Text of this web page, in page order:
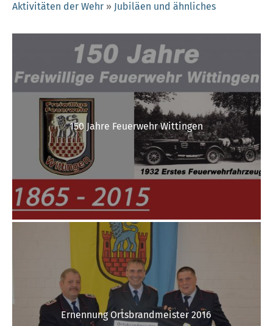
Aktivitäten der Wehr » Jubiläen und ähnliches
150 Jahre Feuerwehr Wittingen
Ernennung Ortsbrandmeister 2016